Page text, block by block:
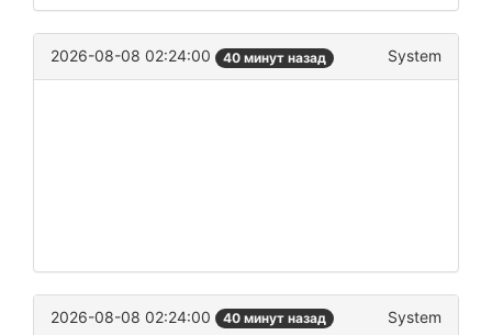
2026-08-08 02:24:00 40 минут назад System
2026-08-08 02:24:00 40 минут назад System